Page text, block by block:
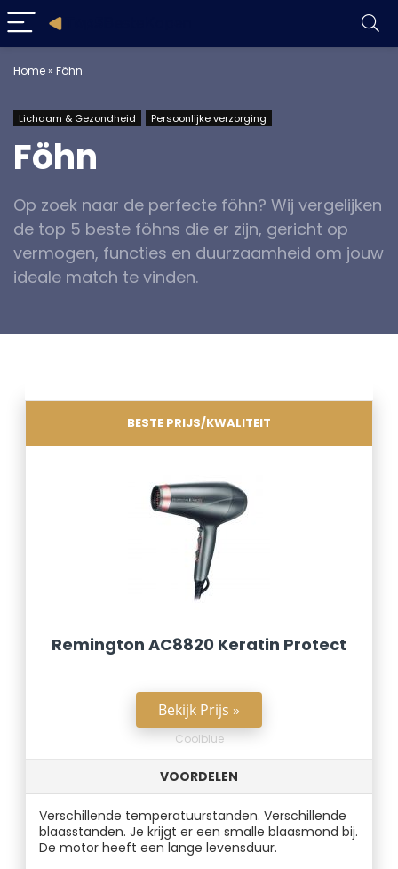
Home» Föhn
Lichaam & Gezondheid Persoonlijke verzorging
Föhn
Op zoek naar de perfecte föhn? Wij vergelijken
de top 5 beste föhns die er zijn, gericht op
vermogen, functies en duurzaamheid om jouw
ideale match te vinden.
BESTE PRIJS/KWALITEIT
Remington AC8820 Keratin Protect
Bekijk Prijs »
Coolblue
VOORDELEN
Verschillende temperatuurstanden. Verschillende
blaasstanden. Je krijgt er een smalle blaasmond bij.
De motor heeft een lange levensduur.